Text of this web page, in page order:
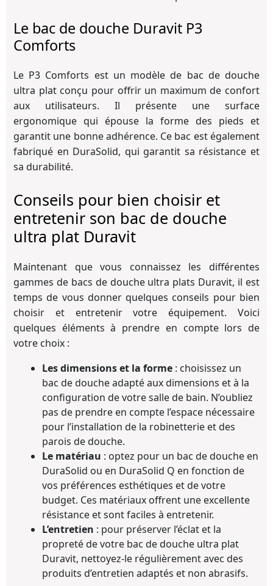
Le bac de douche Duravit P3
Comforts
Le P3 Comforts est un modèle de bac de douche
ultra plat conçu pour offrir un maximum de confort
aux utilisateurs. Il présente une surface
ergonomique qui épouse la forme des pieds et
garantit une bonne adhérence. Ce bac est également
fabriqué en DuraSolid, qui garantit sa résistance et
sa durabilité.
Conseils pour bien choisir et
entretenir son bac de douche
ultra plat Duravit
Maintenant que vous connaissez les différentes
gammes de bacs de douche ultra plats Duravit, il est
temps de vous donner quelques conseils pour bien
choisir et entretenir votre équipement. Voici
quelques éléments à prendre en compte lors de
votre choix :
Les dimensions et la forme : choisissez un
bac de douche adapté aux dimensions et à la
configuration de votre salle de bain. N’oubliez
pas de prendre en compte l’espace nécessaire
pour l’installation de la robinetterie et des
parois de douche.
Le matériau : optez pour un bac de douche en
DuraSolid ou en DuraSolid Q en fonction de
vos préférences esthétiques et de votre
budget. Ces matériaux offrent une excellente
résistance et sont faciles à entretenir.
L’entretien : pour préserver l’éclat et la
propreté de votre bac de douche ultra plat
Duravit, nettoyez-le régulièrement avec des
produits d’entretien adaptés et non abrasifs.